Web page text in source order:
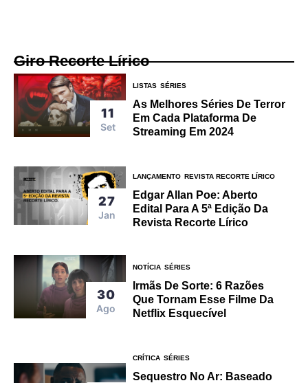
Giro Recorte Lírico
11
Set
LISTAS SÉRIES
As Melhores Séries De Terror
Em Cada Plataforma De
Streaming Em 2024
27
Jan
LANÇAMENTO REVISTA RECORTE LÍRICO
Edgar Allan Poe: Aberto
Edital Para A 5ª Edição Da
Revista Recorte Lírico
30
Ago
NOTÍCIA SÉRIES
Irmãs De Sorte: 6 Razões
Que Tornam Esse Filme Da
Netflix Esquecível
CRÍTICA SÉRIES
Sequestro No Ar: Baseado